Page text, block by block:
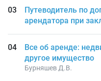
Путеводитель по
арендатора при
Все об аренде:
другое имущество
Бурняшев Д.В.